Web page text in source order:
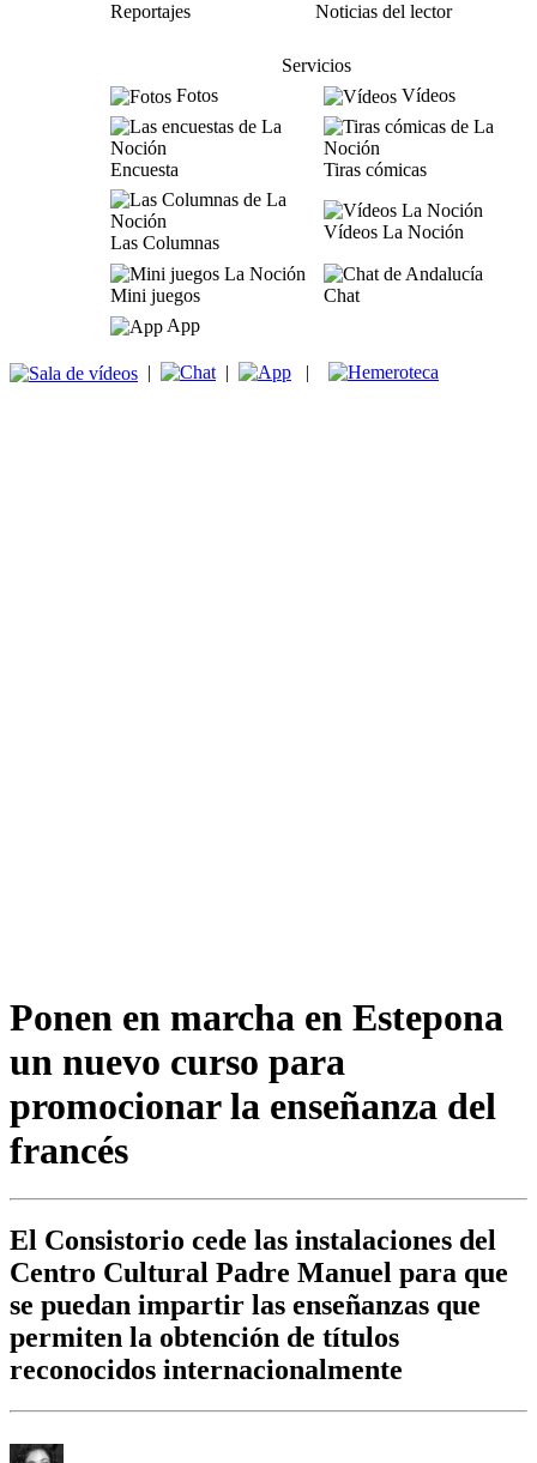
Reportajes
Noticias del lector
Servicios
Fotos
Vídeos
Encuesta Tiras cómicas
Las Columnas
Vídeos La Noción
Mini juegos
Chat
App
| | |
Ponen en marcha en Estepona
un nuevo curso para
promocionar la enseñanza del
francés
El Consistorio cede las instalaciones del
Centro Cultural Padre Manuel para que
se puedan impartir las enseñanzas que
permiten la obtención de títulos
reconocidos internacionalmente